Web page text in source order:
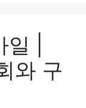
|
와 구